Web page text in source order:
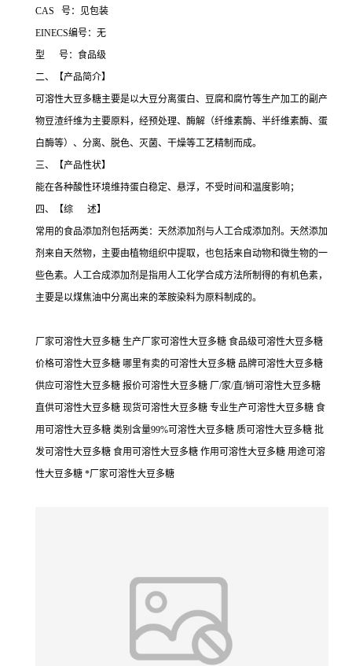
CAS 号：见包装
EINECS编号：无
型 号：食品级
二、【产品简介】
可溶性大豆多糖主要是以大豆分离蛋白、豆腐和腐竹等生产加工的副产
物豆渣纤维为主要原料，经预处理、酶解（纤维素酶、半纤维素酶、蛋
白酶等）、分离、脱色、灭菌、干燥等工艺精制而成。
三、【产品性状】
能在各种酸性环境维持蛋白稳定、悬浮，不受时间和温度影响；
四、【综 述】
常用的食品添加剂包括两类：天然添加剂与人工合成添加剂。天然添加
剂来自天然物，主要由植物组织中提取，也包括来自动物和微生物的一
些色素。人工合成添加剂是指用人工化学合成方法所制得的有机色素，
主要是以煤焦油中分离出来的苯胺染料为原料制成的。
厂家可溶性大豆多糖 生产厂家可溶性大豆多糖 食品级可溶性大豆多糖
价格可溶性大豆多糖 哪里有卖的可溶性大豆多糖 品牌可溶性大豆多糖
供应可溶性大豆多糖 报价可溶性大豆多糖 厂/家/直/销可溶性大豆多糖
直供可溶性大豆多糖 现货可溶性大豆多糖 专业生产可溶性大豆多糖 食
用可溶性大豆多糖 类别含量99%可溶性大豆多糖 质可溶性大豆多糖 批
发可溶性大豆多糖 食用可溶性大豆多糖 作用可溶性大豆多糖 用途可溶
性大豆多糖 *厂家可溶性大豆多糖